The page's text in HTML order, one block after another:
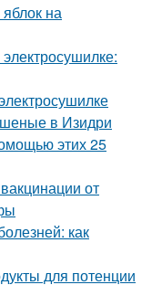
на
в Изидри
этих 25
от
как
для потенции